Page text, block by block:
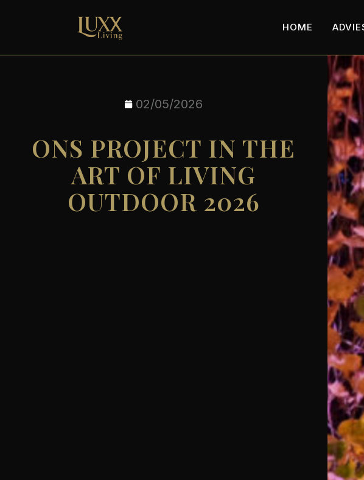
HOME
02/05/2026
ONS PROJECT IN THE
ART OF LIVING
OUTDOOR 2026